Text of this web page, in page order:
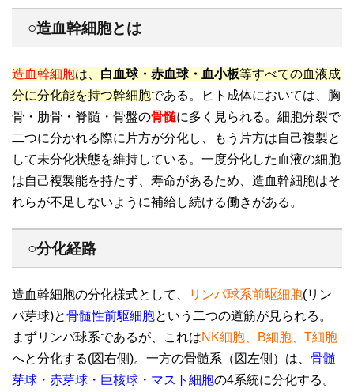
○造血幹細胞とは
造血幹細胞は、 白血球・赤血球・血小板等すべての血液成
分に分化能を持つ幹細胞である。ヒト成体においては、胸
骨・肋骨・脊髄・骨盤の骨髄に多く見られる。細胞分裂で
二つに分かれる際に片方が分化し、もう片方は自己複製と
して未分化状態を維持している。一度分化した血液の細胞
は自己複製能を持たず、寿命があるため、造血幹細胞はそ
れらが不足しないように補給し続ける働きがある。
○分化経路
造血幹細胞の分化様式として、 リンパ球系前駆細胞(リン
パ芽球)と骨髄性前駆細胞という二つの道筋が見られる。
まずリンパ球系であるが、これはNK細胞、B細胞、T細胞
へと分化する(図右側)。一方の骨髄系（図左側）は、 骨髄
芽球・赤芽球・巨核球・マスト細胞の4系統に分化する。